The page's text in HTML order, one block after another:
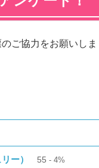
ご協力をお願いしま
ー） 55 4%